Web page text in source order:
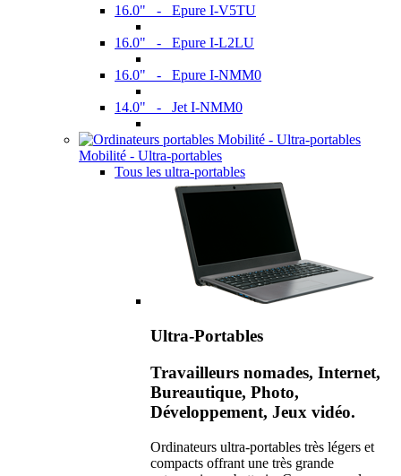
16.0" - Epure I-V5TU
16.0" - Epure I-L2LU
16.0" - Epure I-NMM0
14.0" - Jet I-NMM0
Mobilité - Ultra-portables
Tous les ultra-portables
Ultra-Portables
Travailleurs nomades, Internet,
Bureautique, Photo,
Développement, Jeux vidéo.
Ordinateurs ultra-portables très légers et
compacts offrant une très grande